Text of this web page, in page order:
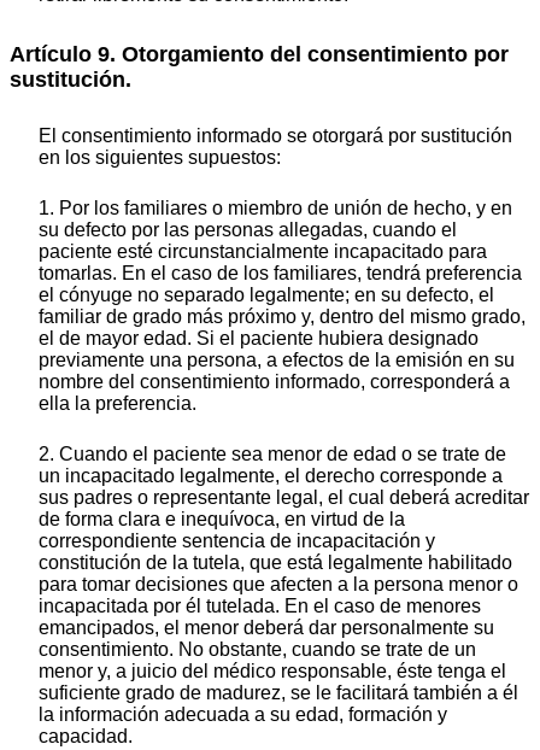
Artículo 9. Otorgamiento del consentimiento por
sustitución.
El consentimiento informado se otorgará por sustitución
en los siguientes supuestos:
1. Por los familiares o miembro de unión de hecho, y en
su defecto por las personas allegadas, cuando el
paciente esté circunstancialmente incapacitado para
tomarlas. En el caso de los familiares, tendrá preferencia
el cónyuge no separado legalmente; en su defecto, el
familiar de grado más próximo y, dentro del mismo grado,
el de mayor edad. Si el paciente hubiera designado
previamente una persona, a efectos de la emisión en su
nombre del consentimiento informado, corresponderá a
ella la preferencia.
2. Cuando el paciente sea menor de edad o se trate de
un incapacitado legalmente, el derecho corresponde a
sus padres o representante legal, el cual deberá acreditar
de forma clara e inequívoca, en virtud de la
correspondiente sentencia de incapacitación y
constitución de la tutela, que está legalmente habilitado
para tomar decisiones que afecten a la persona menor o
incapacitada por él tutelada. En el caso de menores
emancipados, el menor deberá dar personalmente su
consentimiento. No obstante, cuando se trate de un
menor y, a juicio del médico responsable, éste tenga el
suficiente grado de madurez, se le facilitará también a él
la información adecuada a su edad, formación y
capacidad.